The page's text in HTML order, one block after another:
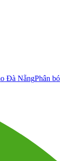
Đà NẵngPhân